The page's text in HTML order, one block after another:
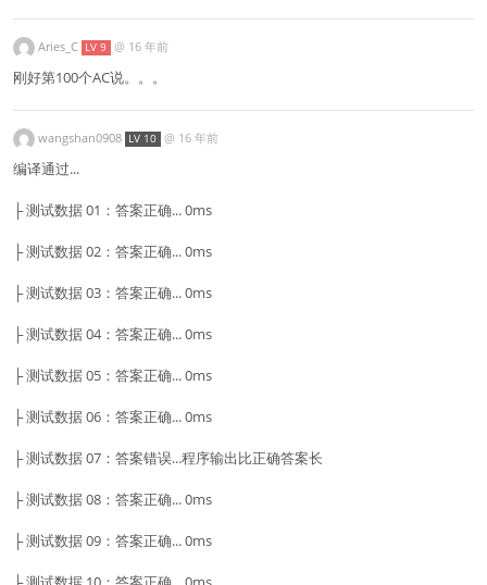
Aries_C LV 9 @ 16 年前
刚好第100个AC说。。。
wangshan0908 LV 10 @ 16 年前
编译通过...
├ 测试数据 01：答案正确... 0ms
├ 测试数据 02：答案正确... 0ms
├ 测试数据 03：答案正确... 0ms
├ 测试数据 04：答案正确... 0ms
├ 测试数据 05：答案正确... 0ms
├ 测试数据 06：答案正确... 0ms
├ 测试数据 07：答案错误...程序输出比正确答案长
├ 测试数据 08：答案正确... 0ms
├ 测试数据 09：答案正确... 0ms